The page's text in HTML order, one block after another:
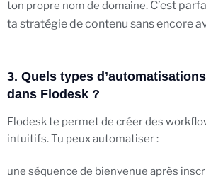
ton propre nom de domaine. C’est
ta stratégie de contenu sans encore
3. Quels types
dans Flodesk ?
Flodesk te permet de créer des
intuitifs. Tu peux automatiser :
une séquence de bienvenue après